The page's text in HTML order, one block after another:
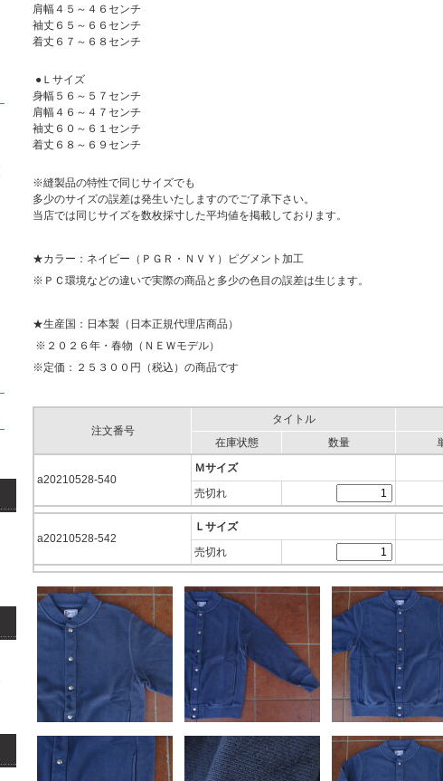
肩幅４５～４６センチ
袖丈６５～６６センチ
着丈６７～６８センチ
●Ｌサイズ
身幅５６～５７センチ
肩幅４６～４７センチ
袖丈６０～６１センチ
着丈６８～６９センチ
※縫製品の特性で同じサイズでも
多少のサイズの誤差は発生いたしますのでご了承下さい。
当店では同じサイズを数枚採寸した平均値を掲載しております。
★カラー：ネイビー（ＰＧＲ・ＮＶＹ）ピグメント加工
※ＰＣ環境などの違いで実際の商品と多少の色目の誤差は生じます。
★生産国：日本製（日本正規代理店商品）
※２０２６年・春物（ＮＥＷモデル）
※定価：２５３００円（税込）の商品です
注文番号
タイトル
在庫状態 数量
a20210528-540
Ｍサイズ
売切れ
a20210528-542
Ｌサイズ
売切れ